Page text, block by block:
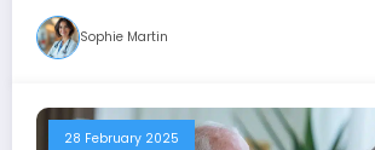
Sophie Martin
28 February 2025